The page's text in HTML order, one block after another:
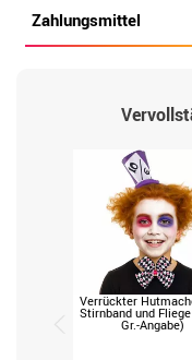
Zahlungsmittel
Verrückter
Stirnband und
Gr.-Angabe)